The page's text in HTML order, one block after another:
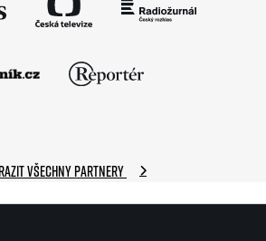
všechny partnery